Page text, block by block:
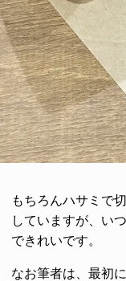
もちろんハサミで
していますが、い
できれいです。
なお筆者は、最初